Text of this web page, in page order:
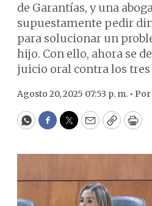
de Garantías, y una
supuestamente pedir
para solucionar un
hijo. Con ello, ahora se
juicio oral contra los tres
Agosto 20, 2025 07:53 p. m. • Por
WhatsApp
Facebook
Twitter
EmailCopy